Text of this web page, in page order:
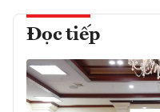
Đọc tiếp